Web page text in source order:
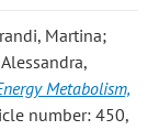
Martina;
,
Metabolism,
number: 450,